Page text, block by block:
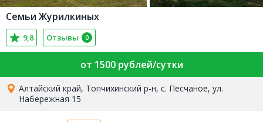
Семьи Журилкиных
9,8 Отзывы 0
от 1500 рублей/сутки
Алтайский край, Топчихинский р-н, с. Песчаное, ул.
Набережная 15